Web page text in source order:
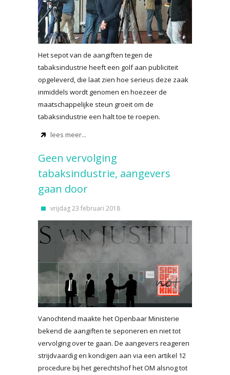
Het sepot van de aangiften tegen de
tabaksindustrie heeft een golf aan publiciteit
opgeleverd, die laat zien hoe serieus deze zaak
inmiddels wordt genomen en hoezeer de
maatschappelijke steun groeit om de
tabaksindustrie een halt toe te roepen.
lees meer...
Geen vervolging
tabaksindustrie, aangevers
gaan door
vrijdag 23 februari 2018
Vanochtend maakte het Openbaar Ministerie
bekend de aangiften te seponeren en niet tot
vervolging over te gaan. De aangevers reageren
strijdvaardig en kondigen aan via een artikel 12
procedure bij het gerechtshof het OM alsnog tot